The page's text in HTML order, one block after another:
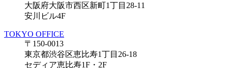
大阪府大阪市西区新町1丁目28-11
安川ビル4F
TOKYO OFFICE
〒150-0013
東京都渋谷区恵比寿1丁目26-18
セディア恵比寿1F・2F